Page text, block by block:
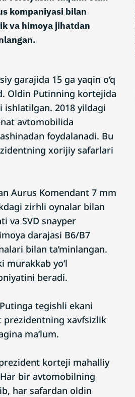
kompaniyasi bilan
va himoya jihatdan
garajida 15 ga yaqin o‘q
Oldin Putinning kortejida
ishlatilgan. 2018 yildagi
avtomobilida
foydalanadi. Bu
xorijiy safarlari
Aurus Komendant 7 mm
zirhli oynalar bilan
va SVD snayper
darajasi B6/B7
bilan ta’minlangan.
murakkab yo‘l
beradi.
tegishli ekani
prezidentning xavfsizlik
ma’lum.
korteji mahalliy
bir avtomobilning
har safardan oldin